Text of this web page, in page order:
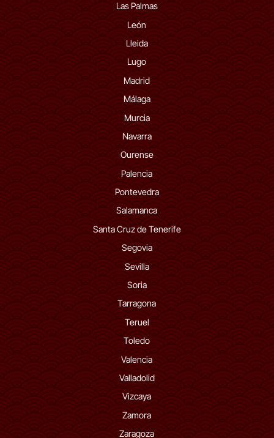
Las Palmas
León
Lleida
Lugo
Madrid
Málaga
Murcia
Navarra
Ourense
Palencia
Pontevedra
Salamanca
Santa Cruz de Tenerife
Segovia
Sevilla
Soria
Tarragona
Teruel
Toledo
Valencia
Valladolid
Vizcaya
Zamora
Zaragoza